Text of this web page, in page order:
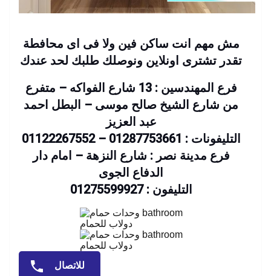
مش مهم انت ساكن فين ولا فى اى محافطة
تقدر تشترى اونلاين ونوصلك طلبك لحد عندك
فرع المهندسين : 13 شارع الفواكه – متفرع
من شارع الشيخ صالح موسى – البطل احمد
عبد العزيز
التليفونات : 01287753661 – 01122267552
فرع مدينة نصر : شارع النزهة – امام دار
الدفاع الجوى
التليفون : 01275599927
دولاب للحمام
دولاب للحمام
للاتصال